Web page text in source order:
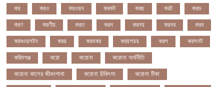
কর করও করওয়ন করকট করছ করট করড
করণ করণীয় করত করন করনয় করনর করব
করবওয়লটন করয় করযকর করয়শয়য় করল করসনট
করিমগঞ্জ করো করোনা করোনা অর্থনীতি
করোনা কালের জীবনগাথা করোনা চিকিৎসা করোনা টিকা